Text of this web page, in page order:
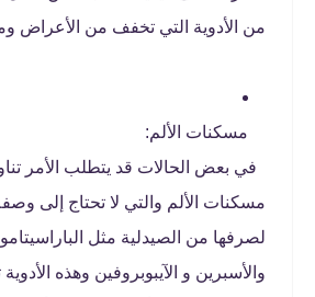
من الأدوية التي تخفف من الأعراض
مسكنات الألم:
في بعض الحالات قد يتطلب الأمر
مسكنات الألم والتي لا تحتاج إلى
لصرفها من الصيدلية مثل
والأسبرين و الآيبوبروفين وهذه